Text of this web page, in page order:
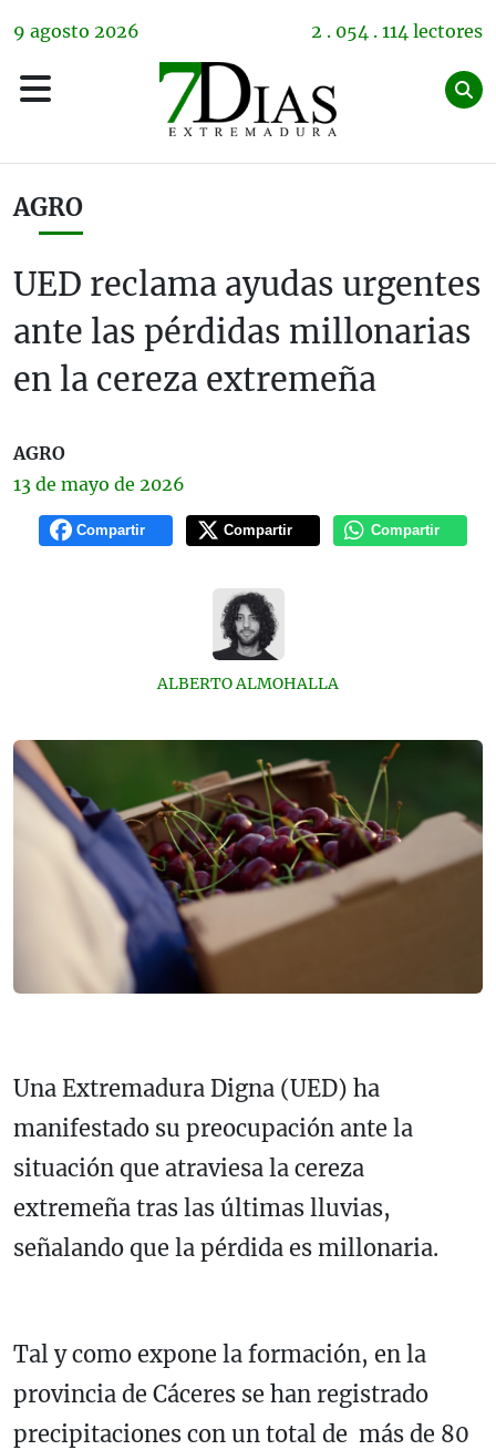
9 agosto 2026 2 . 054 . 114 lectores
AGRO
UED reclama ayudas urgentes
ante las pérdidas millonarias
en la cereza extremeña
AGRO
13 de mayo de 2026
Compartir Compartir Compartir
ALBERTO ALMOHALLA
Una Extremadura Digna (UED) ha
manifestado su preocupación ante la
situación que atraviesa la cereza
extremeña tras las últimas lluvias,
señalando que la pérdida es millonaria.
Tal y como expone la formación, en la
provincia de Cáceres se han registrado
precipitaciones con un total de más de 80